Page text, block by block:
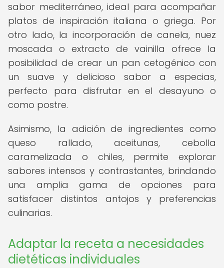
sabor mediterráneo, ideal para acompañar
platos de inspiración italiana o griega. Por
otro lado, la incorporación de canela, nuez
moscada o extracto de vainilla ofrece la
posibilidad de crear un pan cetogénico con
un suave y delicioso sabor a especias,
perfecto para disfrutar en el desayuno o
como postre.
Asimismo, la adición de ingredientes como
queso rallado, aceitunas, cebolla
caramelizada o chiles, permite explorar
sabores intensos y contrastantes, brindando
una amplia gama de opciones para
satisfacer distintos antojos y preferencias
culinarias.
Adaptar la receta a necesidades
dietéticas individuales